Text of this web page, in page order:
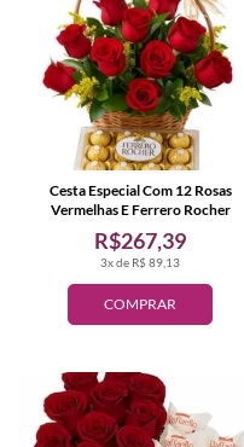
COMPRAR
3x de R$ 89,13
R$267,39
Cesta Especial Com 12 Rosas
Vermelhas E Ferrero Rocher